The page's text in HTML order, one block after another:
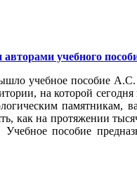
учебного
учебное пособие
на которой
как на протяжении
пособие